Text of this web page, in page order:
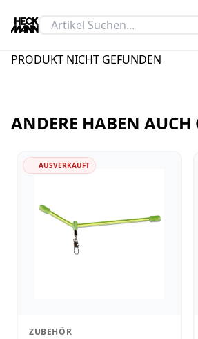
PRODUKT NICHT GEFUNDEN
ANDERE HABEN AUCH
AUSVERKAUFT
ZUBEHÖR